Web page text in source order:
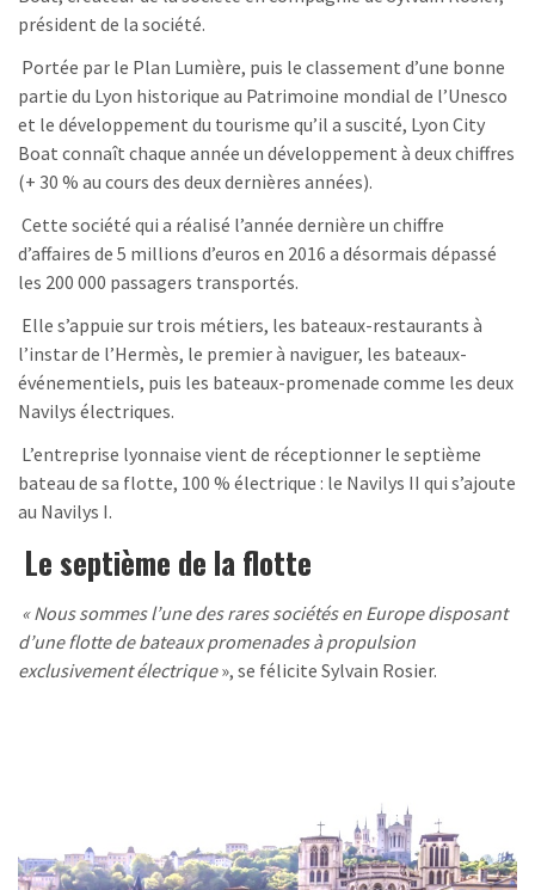
président de la société.
Portée par le Plan Lumière, puis le classement d’une bonne
partie du Lyon historique au Patrimoine mondial de l’Unesco
et le développement du tourisme qu’il a suscité, Lyon City
Boat connaît chaque année un développement à deux chiffres
(+ 30 % au cours des deux dernières années).
Cette société qui a réalisé l’année dernière un chiffre
d’affaires de 5 millions d’euros en 2016 a désormais dépassé
les 200 000 passagers transportés.
Elle s’appuie sur trois métiers, les bateaux-restaurants à
l’instar de l’Hermès, le premier à naviguer, les bateaux-
événementiels, puis les bateaux-promenade comme les deux
Navilys électriques.
L’entreprise lyonnaise vient de réceptionner le septième
bateau de sa flotte, 100 % électrique : le Navilys II qui s’ajoute
au Navilys I.
Le septième de la flotte
« Nous sommes l’une des rares sociétés en Europe disposant
d’une flotte de bateaux promenades à propulsion
exclusivement électrique», se félicite Sylvain Rosier.